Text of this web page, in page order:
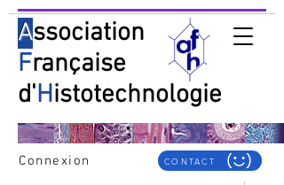
Association
Française
d'Histotechnologie
Connexion CONTACT